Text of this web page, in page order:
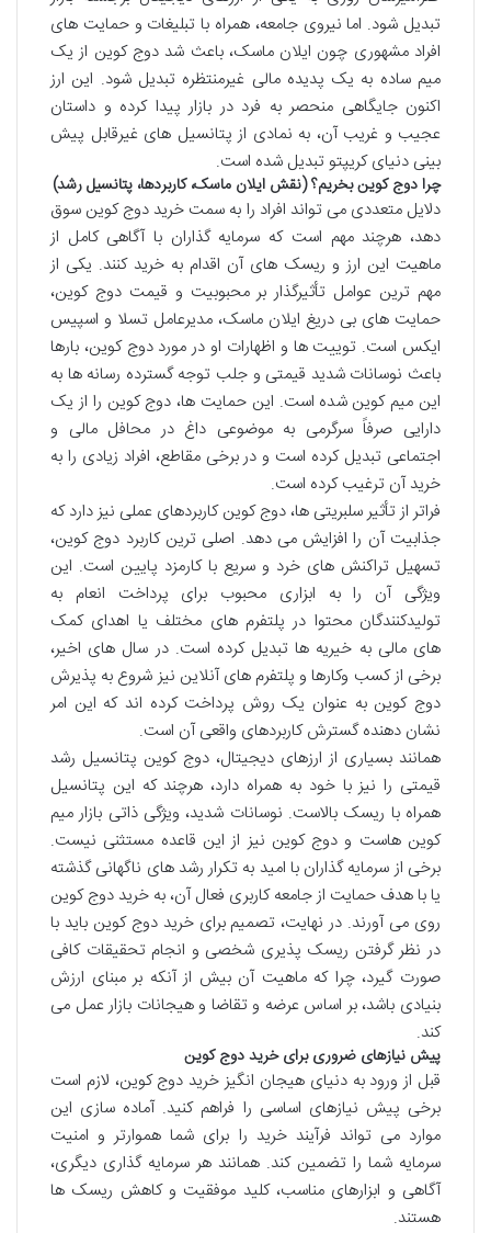
تبدیل شود. اما نیروی جامعه، همراه با تبلیغات و حمایت های
افراد مشهوری چون ایلان ماسک، باعث شد دوج کوین از یک
میم ساده به یک پدیده مالی غیرمنتظره تبدیل شود. این ارز
اکنون جایگاهی منحصر به فرد در بازار پیدا کرده و داستان
عجیب و غریب آن، به نمادی از پتانسیل های غیرقابل پیش
بینی دنیای کریپتو تبدیل شده است.
چرا دوج کوین بخریم؟ (نقش ایلان ماسک، کاربردها، پتانسیل رشد)
دلایل متعددی می تواند افراد را به سمت خرید دوج کوین سوق
دهد، هرچند مهم است که سرمایه گذاران با آگاهی کامل از
ماهیت این ارز و ریسک های آن اقدام به خرید کنند. یکی از
مهم ترین عوامل تأثیرگذار بر محبوبیت و قیمت دوج کوین،
حمایت های بی دریغ ایلان ماسک، مدیرعامل تسلا و اسپیس
ایکس است. توییت ها و اظهارات او در مورد دوج کوین، بارها
باعث نوسانات شدید قیمتی و جلب توجه گسترده رسانه ها به
این میم کوین شده است. این حمایت ها، دوج کوین را از یک
دارایی صرفاً سرگرمی به موضوعی داغ در محافل مالی و
اجتماعی تبدیل کرده است و در برخی مقاطع، افراد زیادی را به
خرید آن ترغیب کرده است.
فراتر از تأثیر سلبریتی ها، دوج کوین کاربردهای عملی نیز دارد که
جذابیت آن را افزایش می دهد. اصلی ترین کاربرد دوج کوین،
تسهیل تراکنش های خرد و سریع با کارمزد پایین است. این
ویژگی آن را به ابزاری محبوب برای پرداخت انعام به
تولیدکنندگان محتوا در پلتفرم های مختلف یا اهدای کمک
های مالی به خیریه ها تبدیل کرده است. در سال های اخیر،
برخی از کسب وکارها و پلتفرم های آنلاین نیز شروع به پذیرش
دوج کوین به عنوان یک روش پرداخت کرده اند که این امر
نشان دهنده گسترش کاربردهای واقعی آن است.
همانند بسیاری از ارزهای دیجیتال، دوج کوین پتانسیل رشد
قیمتی را نیز با خود به همراه دارد، هرچند که این پتانسیل
همراه با ریسک بالاست. نوسانات شدید، ویژگی ذاتی بازار میم
کوین هاست و دوج کوین نیز از این قاعده مستثنی نیست.
برخی از سرمایه گذاران با امید به تکرار رشد های ناگهانی گذشته
یا با هدف حمایت از جامعه کاربری فعال آن، به خرید دوج کوین
روی می آورند. در نهایت، تصمیم برای خرید دوج کوین باید با
در نظر گرفتن ریسک پذیری شخصی و انجام تحقیقات کافی
صورت گیرد، چرا که ماهیت آن بیش از آنکه بر مبنای ارزش
بنیادی باشد، بر اساس عرضه و تقاضا و هیجانات بازار عمل می
کند.
پیش نیازهای ضروری برای خرید دوج کوین
قبل از ورود به دنیای هیجان انگیز خرید دوج کوین، لازم است
برخی پیش نیازهای اساسی را فراهم کنید. آماده سازی این
موارد می تواند فرآیند خرید را برای شما هموارتر و امنیت
سرمایه شما را تضمین کند. همانند هر سرمایه گذاری دیگری،
آگاهی و ابزارهای مناسب، کلید موفقیت و کاهش ریسک ها
هستند.